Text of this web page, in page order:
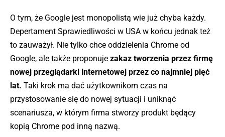
O tym, że Google jest monopolistą wie już chyba każdy.
Depertament Sprawiedliwości w USA w końcu jednak też
to zauważył. Nie tylko chce oddzielenia Chrome od
Google, ale także proponuje zakaz tworzenia przez firmę
nowej przeglądarki internetowej przez co najmniej pięć
lat. Taki krok ma dać użytkownikom czas na
przystosowanie się do nowej sytuacji i uniknąć
scenariusza, w którym firma stworzy produkt będący
kopią Chrome pod inną nazwą.